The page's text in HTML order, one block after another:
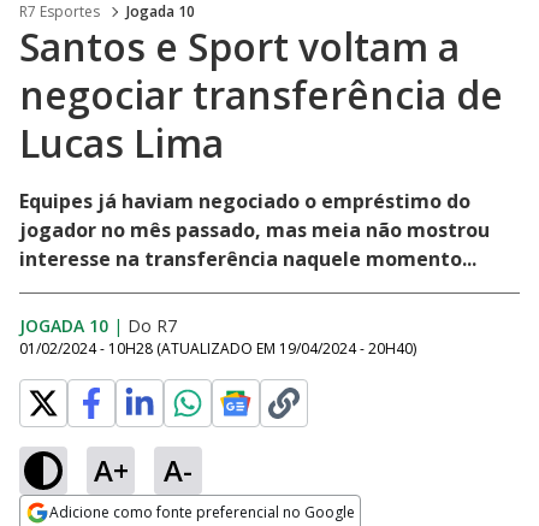
R7 Esportes Jogada 10
Santos e Sport voltam a
negociar transferência de
Lucas Lima
Equipes já haviam negociado o empréstimo do
jogador no mês passado, mas meia não mostrou
interesse na transferência naquele momento...
JOGADA 10 | Do R7
01/02/2024 - 10H28 (ATUALIZADO EM 19/04/2024 - 20H40)
A+ A-
Adicione como fonte preferencial no Google